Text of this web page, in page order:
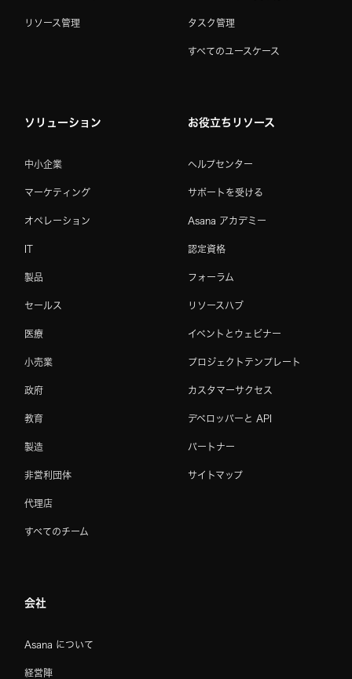
リソース管理 タスク管理
すべてのユースケース
ソリューション
中小企業
マーケティング
オペレーション
IT
製品
セールス
医療
小売業
政府
教育
製造
非営利団体
代理店
すべてのチーム
お役立ちリソース
ヘルプセンター
サポートを受ける
Asana アカデミー
認定資格
フォーラム
リソースハブ
イベントとウェビナー
プロジェクトテンプレート
カスタマーサクセス
デベロッパーと API
パートナー
サイトマップ
会社
Asana について
経営陣